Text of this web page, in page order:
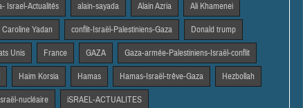
Israel-Actualités alain-sayada Alain Azria Ali Khamenei
Caroline Yadan conflit-Israël-Palestiniens-Gaza Donald trump
Unis France GAZA Gaza-armée-Palestiniens-Israël-conflit
Haim Korsia Hamas Hamas-Israël-trêve-Gaza Hezbollah
nucléaire iSRAEL-ACTUALITES